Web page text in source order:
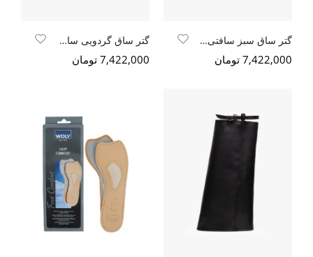
گتر ساق سبز سافتی طبیعی
7,422,000 تومان
گتر ساق گردویی سافتی طبیعی
7,422,000 تومان